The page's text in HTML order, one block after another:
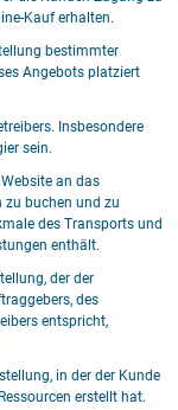
Kauf erhalten.
bestimmter
Angebots platziert
Insbesondere
sein.
an das
zu buchen und zu
des Transports und
enthält.
der der
des
entspricht,
in der der Kunde
erstellt hat.